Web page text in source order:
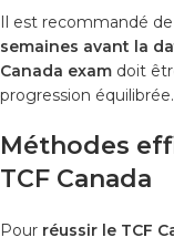
Il est recommandé
semaines avant la
Canada exam doit
progression équilibrée.
Méthodes
TCF Canada
Pour réussir le TCF